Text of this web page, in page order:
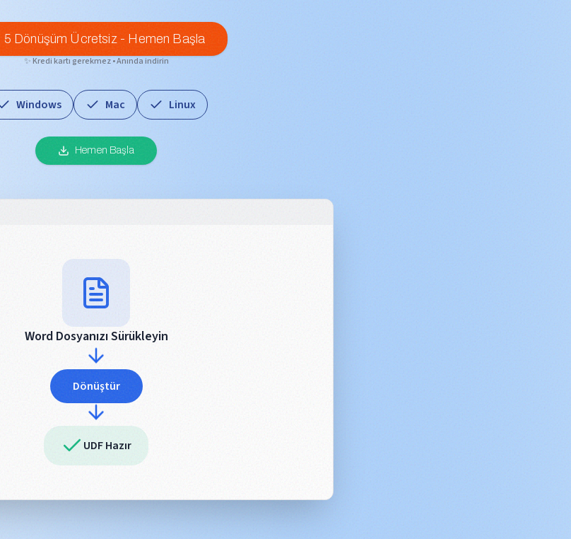
5 Dönüşüm Ücretsiz - Hemen Başla
✨ Kredi kartı gerekmez • Anında indirin
Windows Mac Linux
Hemen Başla
Word Dosyanızı Sürükleyin
Dönüştür
UDF Hazır